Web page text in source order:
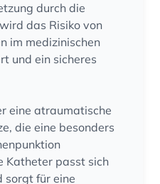
durch die
das Risiko von
im medizinischen
und ein sicheres
eine atraumatische
die eine besonders
Katheter passt sich
sorgt für eine